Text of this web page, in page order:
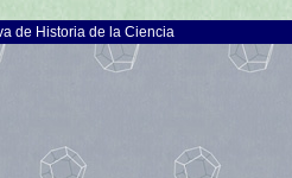
de Historia de la Ciencia